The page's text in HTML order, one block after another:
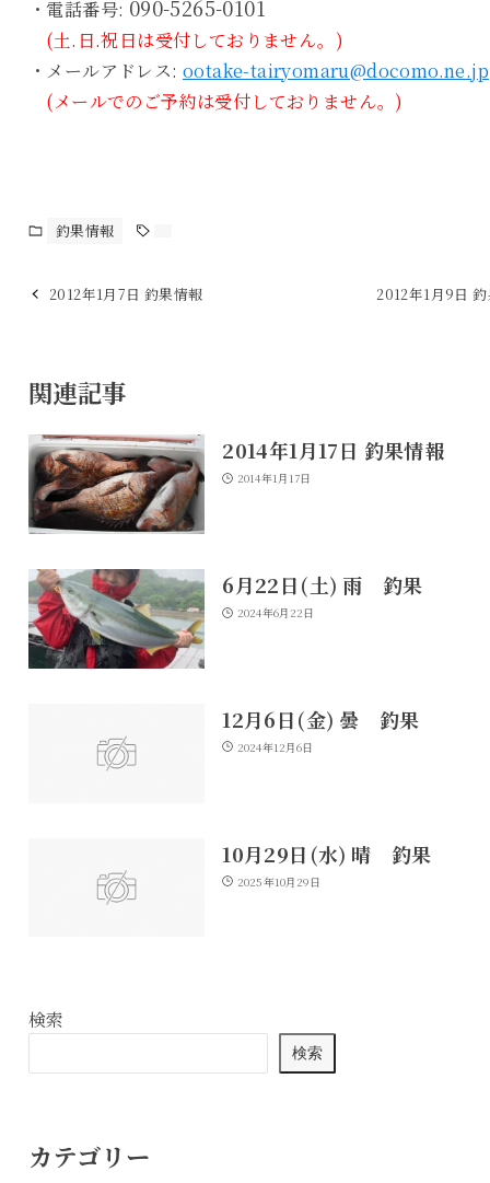
・電話番号: 090-5265-0101
(土.日.祝日は受付しておりません。)
・メールアドレス: ootake-tairyomaru@docomo.ne.jp
(メールでのご予約は受付しておりません。)
釣果情報
2012年1月7日 釣果情報 2012年1月9日
関連記事
2014年1月17日 釣果情報
2014年1月17日
6月22日(土) 雨 釣果
2024年6月22日
12月6日(金) 曇 釣果
2024年12月6日
10月29日(水) 晴 釣果
2025年10月29日
検索
検索
カテゴリー